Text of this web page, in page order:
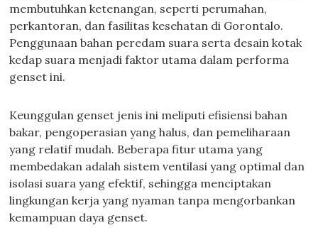
membutuhkan ketenangan, seperti perumahan,
perkantoran, dan fasilitas kesehatan di Gorontalo.
Penggunaan bahan peredam suara serta desain kotak
kedap suara menjadi faktor utama dalam performa
genset ini.
Keunggulan genset jenis ini meliputi efisiensi bahan
bakar, pengoperasian yang halus, dan pemeliharaan
yang relatif mudah. Beberapa fitur utama yang
membedakan adalah sistem ventilasi yang optimal dan
isolasi suara yang efektif, sehingga menciptakan
lingkungan kerja yang nyaman tanpa mengorbankan
kemampuan daya genset.